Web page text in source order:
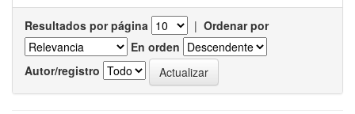
Resultados por página | Ordenar por
En orden
Autor/registro